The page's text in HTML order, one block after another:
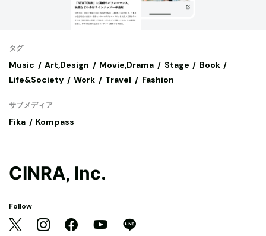
タグ
Music Art,Design Movie,Drama Stage
Book
Life&Society
Work Travel Fashion
サブメディア
Fika Kompass
CINRA, Inc.
Follow